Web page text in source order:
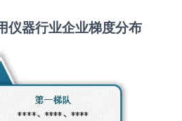
仪器行业企业梯度分布